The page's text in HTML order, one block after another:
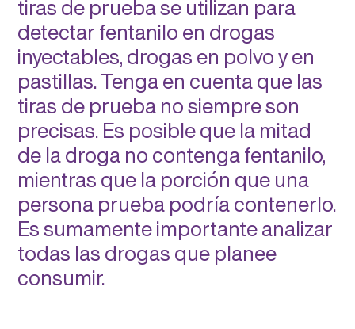
tiras de prueba se utilizan para
detectar fentanilo en drogas
inyectables, drogas en polvo y en
pastillas. Tenga en cuenta que las
tiras de prueba no siempre son
precisas. Es posible que la mitad
de la droga no contenga fentanilo,
mientras que la porción que una
persona prueba podría contenerlo.
Es sumamente importante analizar
todas las drogas que planee
consumir.